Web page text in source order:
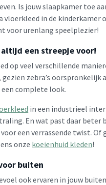
Is jouw slaapkamer toe
vloerkleed in de
voor urenlang speelplezier!
een streepje voor!
op veel verschillende
zebra’s
complete look.
in een industrieel
En wat past daar beter
een verrassende twist.
onze koeienhuid kleden!
buiten
ook ervaren in jouw